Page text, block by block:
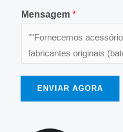
Mensagem *
ENVIAR AGORA